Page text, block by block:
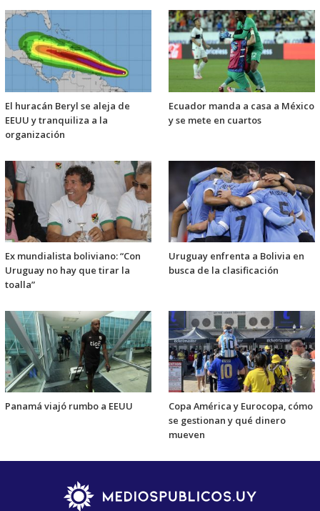
El huracán Beryl se aleja de
EEUU y tranquiliza a la
organización
Ecuador manda a casa a México
y se mete en cuartos
Ex mundialista boliviano: “Con
Uruguay no hay que tirar la
toalla”
Uruguay enfrenta a Bolivia en
busca de la clasificación
Panamá viajó rumbo a EEUU
Copa América y Eurocopa, cómo
se gestionan y qué dinero
mueven